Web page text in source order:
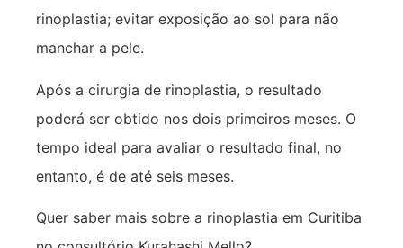
rinoplastia; evitar exposição ao sol para não
manchar a pele.
Após a cirurgia de rinoplastia, o resultado
poderá ser obtido nos dois primeiros meses. O
tempo ideal para avaliar o resultado final, no
entanto, é de até seis meses.
Quer saber mais sobre a rinoplastia em Curitiba